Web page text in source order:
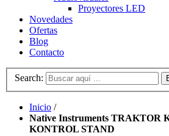
Proyectores LED
Novedades
Ofertas
Blog
Contacto
Search:
Inicio /
Native Instruments TRAKTOR
KONTROL STAND